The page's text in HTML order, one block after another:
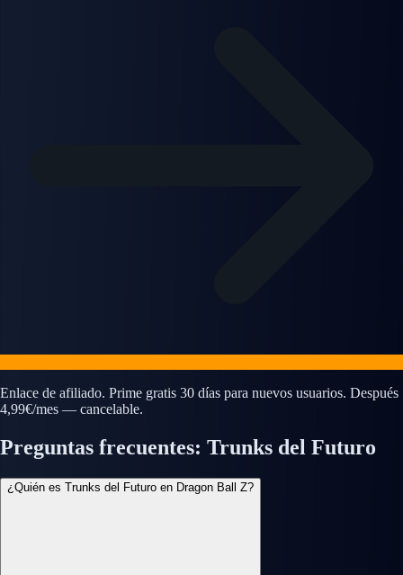
Enlace de afiliado. Prime gratis 30 días para nuevos usuarios. Después
4,99€/mes — cancelable.
Preguntas frecuentes: Trunks del Futuro
¿Quién es Trunks del Futuro en Dragon Ball Z?